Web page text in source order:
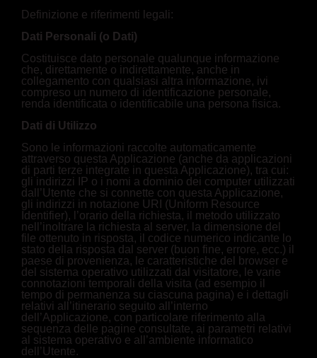
Definizione e riferimenti legali:
Dati Personali (o Dati)
Costituisce dato personale qualunque informazione
che, direttamente o indirettamente, anche in
collegamento con qualsiasi altra informazione, ivi
compreso un numero di identificazione personale,
renda identificata o identificabile una persona fisica.
Dati di Utilizzo
Sono le informazioni raccolte automaticamente
attraverso questa Applicazione (anche da applicazioni
di parti terze integrate in questa Applicazione), tra cui:
gli indirizzi IP o i nomi a dominio dei computer utilizzati
dall’Utente che si connette con questa Applicazione,
gli indirizzi in notazione URI (Uniform Resource
Identifier), l’orario della richiesta, il metodo utilizzato
nell’inoltrare la richiesta al server, la dimensione del
file ottenuto in risposta, il codice numerico indicante lo
stato della risposta dal server (buon fine, errore, ecc.) il
paese di provenienza, le caratteristiche del browser e
del sistema operativo utilizzati dal visitatore, le varie
connotazioni temporali della visita (ad esempio il
tempo di permanenza su ciascuna pagina) e i dettagli
relativi all’itinerario seguito all’interno
dell’Applicazione, con particolare riferimento alla
sequenza delle pagine consultate, ai parametri relativi
al sistema operativo e all’ambiente informatico
dell’Utente.